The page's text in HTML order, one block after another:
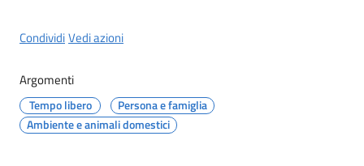
Servizi
on-
CondividiVedi azioni
Argomenti
Tempo libero
Persona e famiglia
Ambiente e animali domestici